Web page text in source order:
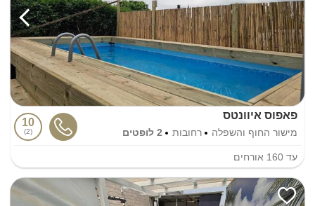
פאפוס איוונטס
מישור החוף והשפלה רחובות 2 לופטים
10
2
עד 160 אורחים